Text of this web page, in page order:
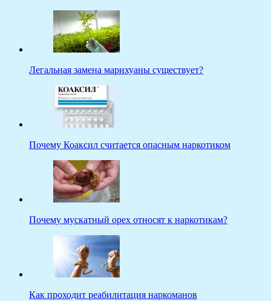
Легальная замена марихуаны существует?
Почему Коаксил считается опасным наркотиком
Почему мускатный орех относят к наркотикам?
Как проходит реабилитация наркоманов